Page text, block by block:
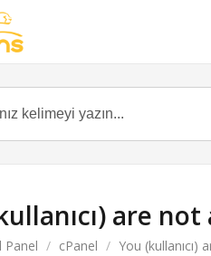
are
Panel / cPanel / You (kullanıcı)